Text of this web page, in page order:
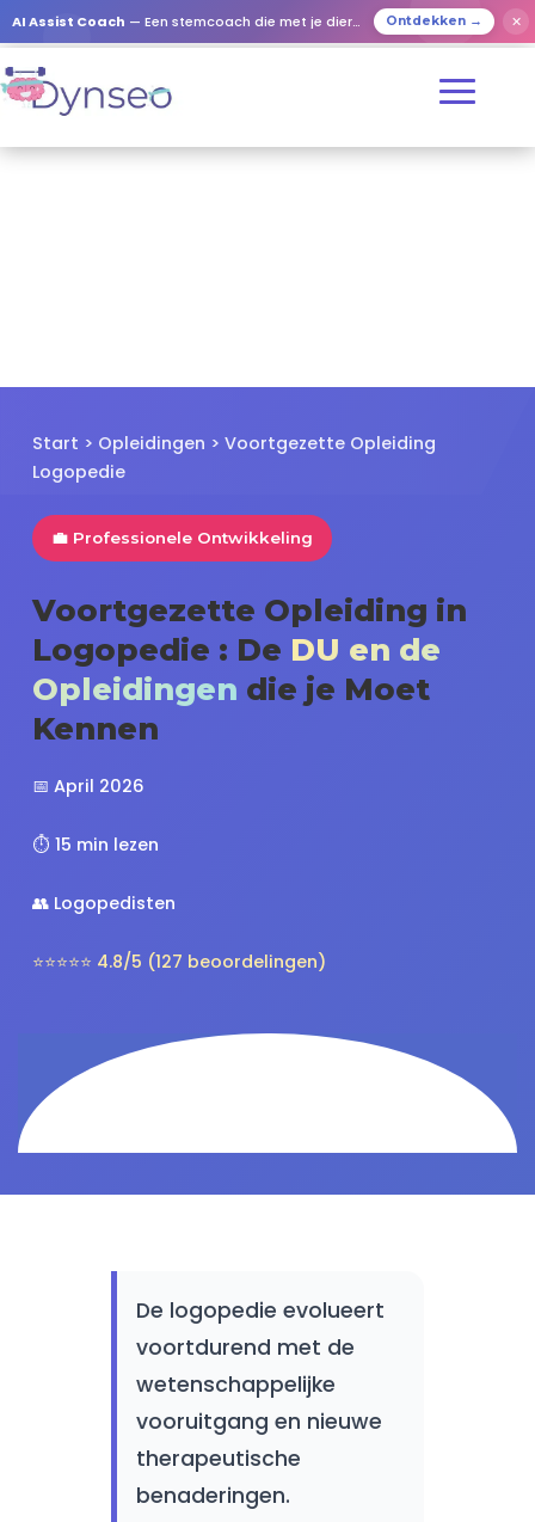
AI Assist Coach — Een stemcoach die met je dierbaren speelt Ontdekken → ✕
Start > Opleidingen > Voortgezette Opleiding
Logopedie
💼 Professionele Ontwikkeling
Voortgezette Opleiding in
Logopedie : De DU en de
Opleidingen die je Moet
Kennen
📅 April 2026
⏱️ 15 min lezen
👥 Logopedisten
⭐⭐⭐⭐⭐ 4.8/5 (127 beoordelingen)
De logopedie evolueert
voortdurend met de
wetenschappelijke
vooruitgang en nieuwe
therapeutische
benaderingen.